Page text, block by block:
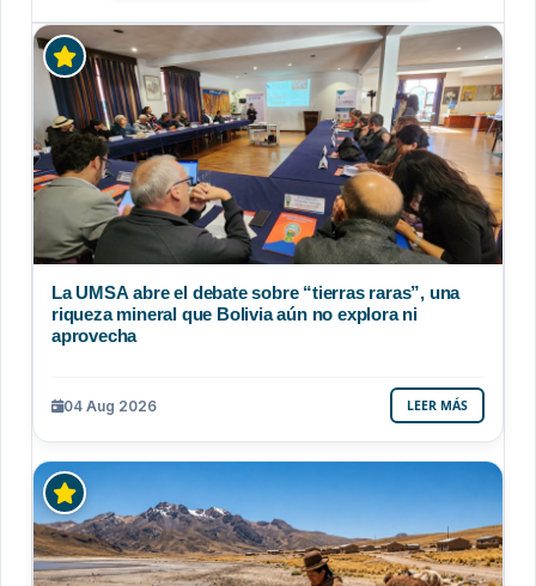
La UMSA abre el debate sobre “tierras raras”, una
riqueza mineral que Bolivia aún no explora ni
aprovecha
04 Aug 2026 LEER MÁS